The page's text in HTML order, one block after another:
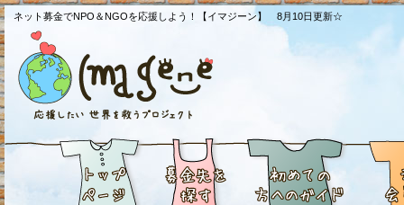
ネット募金でNPO＆NGOを応援しよう！【イマジーン】 8月10日更新☆